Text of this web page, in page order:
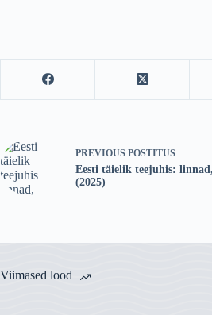
PREVIOUS POSTITUS
Eesti täielik teejuhis:
(2025)
Viimased lood